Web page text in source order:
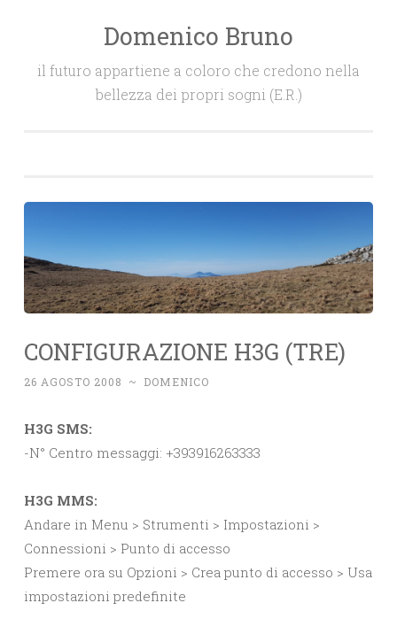
Domenico Bruno
il futuro appartiene a coloro che credono nella
bellezza dei propri sogni (E.R.)
CONFIGURAZIONE H3G (TRE)
26 AGOSTO 2008 ~ DOMENICO
H3G SMS:
-N° Centro messaggi: +393916263333
H3G MMS:
Andare in Menu > Strumenti > Impostazioni >
Connessioni > Punto di accesso
Premere ora su Opzioni > Crea punto di accesso > Usa
impostazioni predefinite